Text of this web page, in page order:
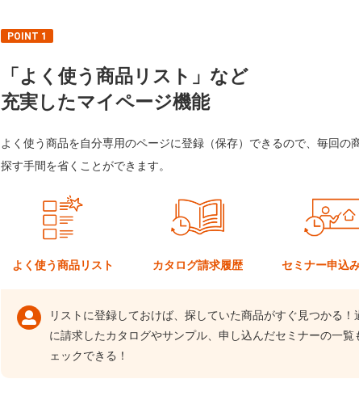
POINT 1
「よく使う商品リスト」など
充実したマイページ機能
よく使う商品を自分専用のページに登録（保存）できるので、毎回の
探す手間を省くことができます。
よく使う商品リスト カタログ請求履歴 セミナー申込
リストに登録しておけば、探していた商品がすぐ見つかる！
に請求したカタログやサンプル、申し込んだセミナーの一覧
ェックできる！